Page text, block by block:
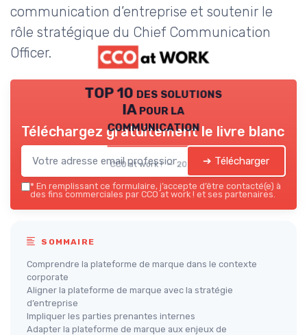
communication d’entreprise et soutenir le
rôle stratégique du Chief Communication
Officer.
TOP 10 des solutions
IA pour la
communication
CCO at work ! — 2026
Téléchargez gratuitement le livre blanc
➔ Télécharger
* En remplissant ce formulaire, j’accepte d’être contacté(e) à
des fins commerciales par CCO at work ! et ses partenaires.
SOMMAIRE
Comprendre la plateforme de marque dans le contexte
corporate
Aligner la plateforme de marque avec la stratégie
d’entreprise
Impliquer les parties prenantes internes
Adapter la plateforme de marque aux enjeux de